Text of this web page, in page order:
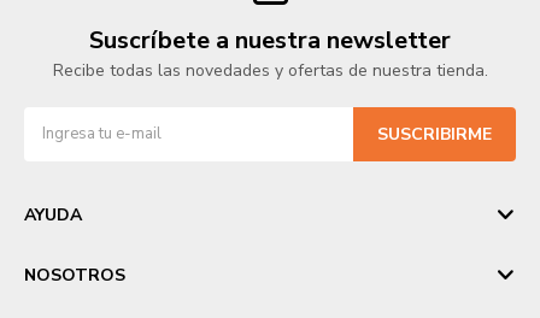
Suscríbete a nuestra newsletter
Recibe todas las novedades y ofertas de nuestra tienda.
SUSCRIBIRME
AYUDA
NOSOTROS